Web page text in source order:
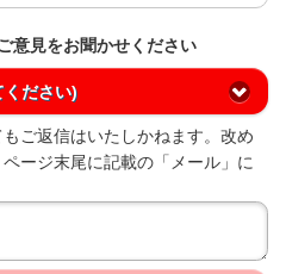
意見をお聞かせください
ください)
ご返信はいたしかねます。改め
ージ末尾に記載の「メール」に